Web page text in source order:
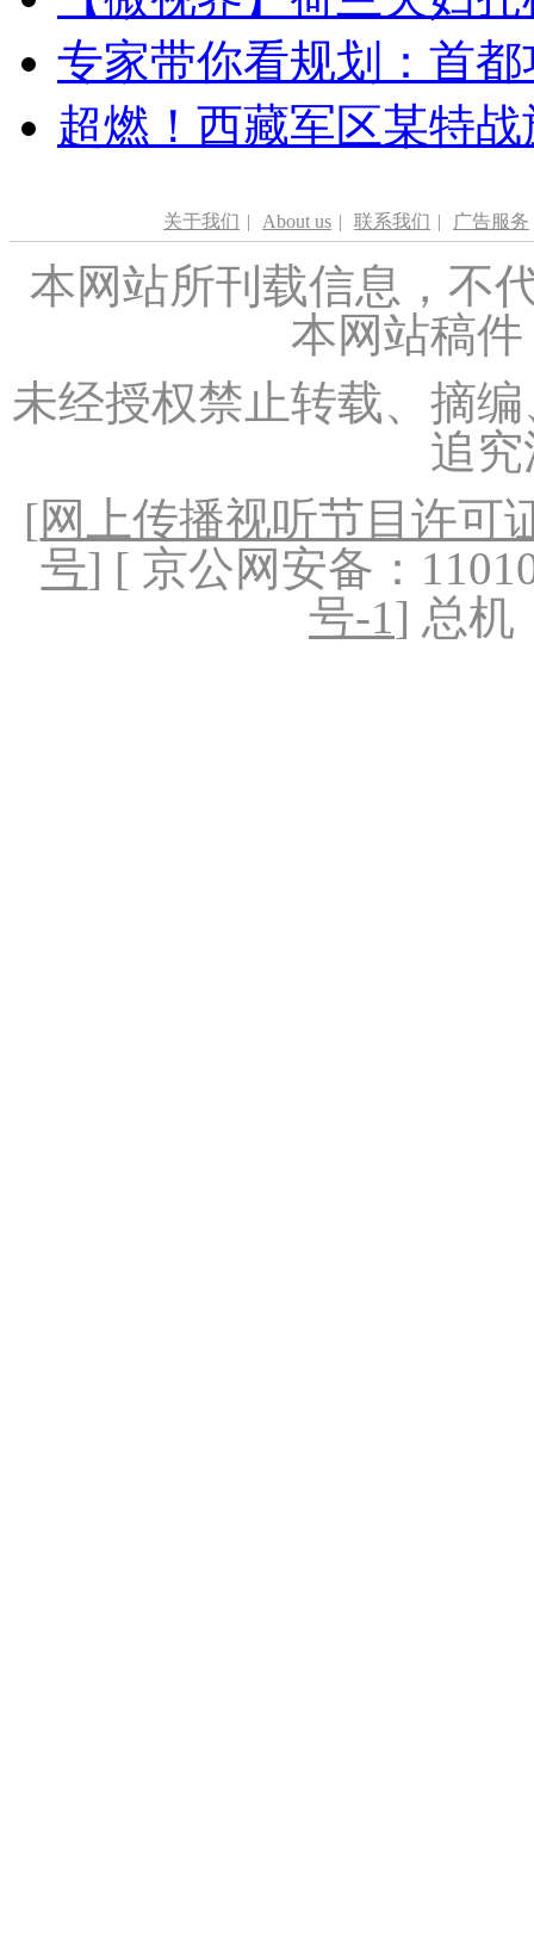
专家带你看规划：首
超燃！西藏军区某特
关于我们 | About us | 联系我们 | 广告服务
本网站所刊载信息，不
本网站稿
未经授权禁止转载、摘
追
[网上传播视听节目许可
号] [ 京公网安备：
号-1] 总机